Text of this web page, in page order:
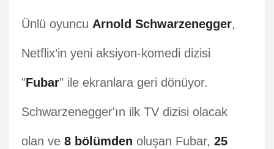
Ünlü oyuncu Arnold Schwarzenegger,
Netflix’in yeni aksiyon-komedi dizisi
"Fubar" ile ekranlara geri dönüyor.
Schwarzenegger'ın ilk TV dizisi olacak
olan ve 8 bölümden oluşan Fubar, 25